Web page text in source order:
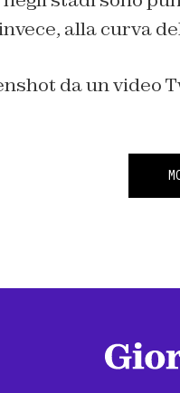
alla curva
da un video